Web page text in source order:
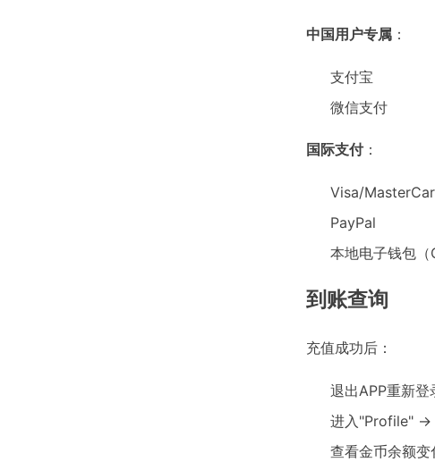
中国用户专属 ：
支付宝
微信支付
国际支付：
Visa/
PayPal
本地电子钱包（
到账查询
充值成功后：
退出APP重新登
进入"Profile" →
查看金币余额变